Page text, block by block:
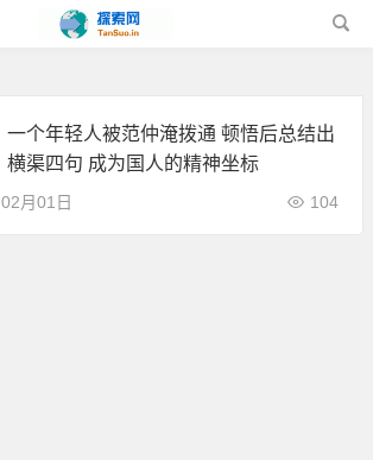
一个年轻人被范仲淹拨通 顿悟后总结出
横渠四句 成为国人的精神坐标
02月01日 104